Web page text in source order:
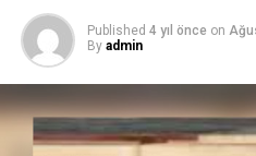
Devlet Tiyatroları, açık
KAÇIRMAYIN
Türkiye ile Arnavutluk ortak
Published 4 yıl önce on
By admin